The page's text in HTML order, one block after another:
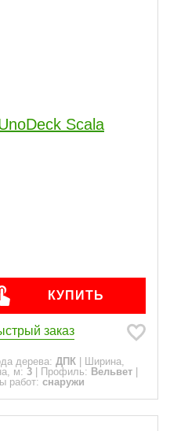
Scala
КУПИТЬ
заказ
дерева: ДПК
Ширина,
м: 3 Профиль: Вельвет
работ: снаружи